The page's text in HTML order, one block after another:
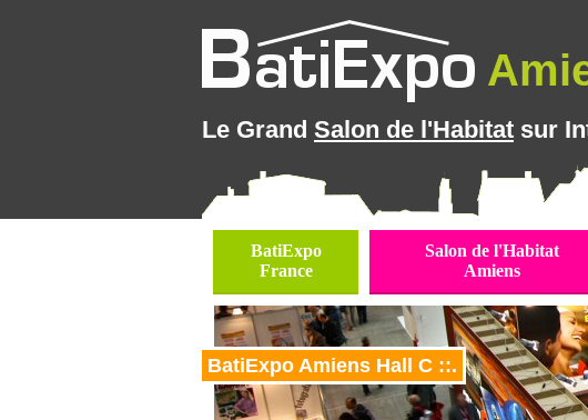
Le Grand Salon de l'Habitat sur
BatiExpo
France
Salon de l'Habitat
Amiens
BatiExpo Amiens Hall C ::.